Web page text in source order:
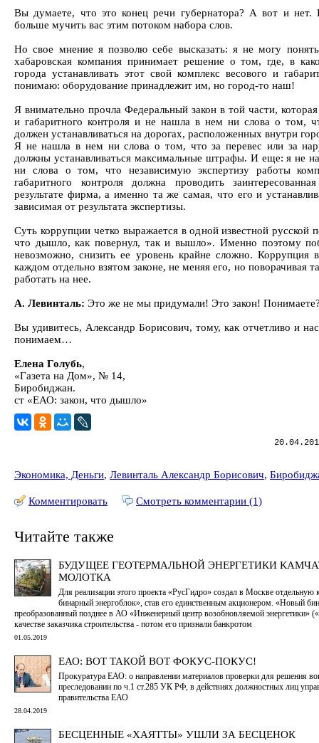
Вы думаете, что это конец речи губернатора? А вот и
больше мучить вас этим потоком набора слов.
Но свое мнение я позволю себе высказать: я не могу
хабаровская компания принимает решение о том, где, в
города устанавливать этот свой комплекс весового и
понимаю: оборудование принадлежит им, но город-то наш!
Я внимательно прочла Федеральный закон в той части, которая
и габаритного контроля и не нашла в нем ни слова о том,
должен устанавливаться на дорогах, расположенных внутри
Я не нашла в нем ни слова о том, что за перевес или за
должны устанавливаться максимальные штрафы. И еще: я не
ни слова о том, что независимую экспертизу работы
габаритного контроля должна проводить
результате фирма, а именно та же самая, что его и
зависимая от результата экспертизы.
Суть коррупции четко выражается в одной известной русской
что дышло, как повернул, так и вышло». Именно поэтому
невозможно, снизить ее уровень крайне сложно. Коррупция
каждом отдельно взятом законе, не меняя его, но поворачивая
работать на нее.
А. Левинталь: Это же не мы придумали! Это закон!
Вы удивитесь, Александр Борисович, тому, как отчетливо и
понимаем…
Елена Голубь,
«Газета на Дом», № 14,
Биробиджан.
ст «ЕАО: закон, что дышло»
Экономика, Деньги, Левинталь Александр Борисович,
Комментировать Смотреть комментарии (1)
Читайте также
БУДУЩЕЕ ГЕОТЕРМАЛЬНОЙ ЭНЕРГЕТИКИ
МОЛОТКА
Для реализации этого проекта «РусГидро» создал в Москве
бинарный энергоблок», став его единственным акционером. «Новый
преобразованный позднее в АО «Инженерный центр возобновляемой энергетики»
качестве заказчика строительства - потом его признали банкротом
01.05.2019
ЕАО: ВОТ ТАКОЙ ВОТ ФОКУС-ПОКУС!
Прокуратура ЕАО: о направлении материалов проверки для решения
преследовании по ч.1 ст.285 УК РФ, в действиях должностных лиц
правительства ЕАО
28.04.2019
БЕСЦЕННЫЕ «ХАЯТТЫ» УШЛИ ЗА БЕСЦЕНОК